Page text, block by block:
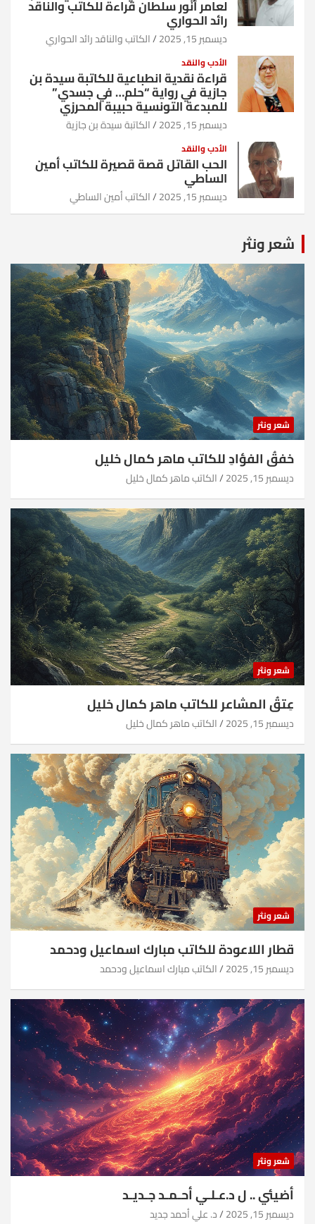
لعامر أنور سلطان قراءة للكاتب والناقد
رائد الحواري
ديسمبر 15, 2025 الكاتب والناقد رائد الحواري
الأدب والنقد
قراءة نقدية انطباعية للكاتبة سيدة بن
جازية في رواية “حلم… في جسدي”
للمبدعة التونسية حبيبة المحرزي
ديسمبر 15, 2025 الكاتبة سيدة بن جازية
الأدب والنقد
الحب القاتل قصة قصيرة للكاتب أمين
الساطي
ديسمبر 15, 2025 الكاتب أمين الساطي
شعر ونثر
شعر ونثر
خفقُ الفؤادِ للكاتب ماهر كمال خليل
ديسمبر 15, 2025 الكاتب ماهر كمال خليل
شعر ونثر
عِتقُ المشاعر للكاتب ماهر كمال خليل
ديسمبر 15, 2025 الكاتب ماهر كمال خليل
شعر ونثر
قطار اللاعودة للكاتب مبارك اسماعيل ودحمد
ديسمبر 15, 2025 الكاتب مبارك اسماعيل ودحمد
شعر ونثر
أضيئي .. ل د.عـلـي أحـمـد جـديـد
ديسمبر 15, 2025 د. علي أحمد جديد